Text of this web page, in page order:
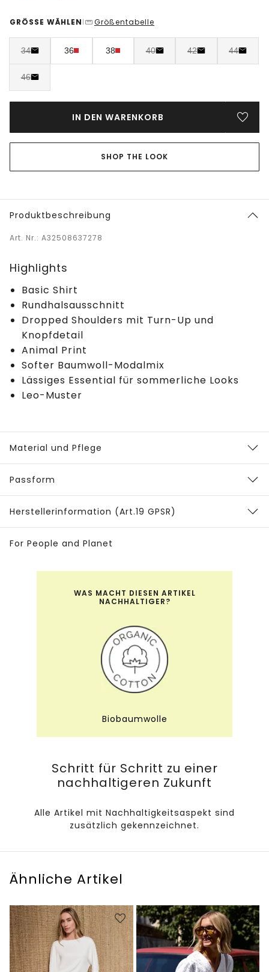
GRÖSSE WÄHLEN | Größentabelle
34 36 38 40 42 44
46
IN DEN WARENKORB
SHOP THE LOOK
Produktbeschreibung
Art. Nr.: A32508637278
Highlights
Basic Shirt
Rundhalsausschnitt
Dropped Shoulders mit Turn-Up und
Knopfdetail
Animal Print
Softer Baumwoll-Modalmix
Lässiges Essential für sommerliche Looks
Leo-Muster
Material und Pflege
Passform
Herstellerinformation (Art.19 GPSR)
For People and Planet
WAS MACHT DIESEN ARTIKEL
NACHHALTIGER?
Biobaumwolle
Schritt für Schritt zu einer
nachhaltigeren Zukunft
Alle Artikel mit Nachhaltigkeitsaspekt sind
zusätzlich gekennzeichnet.
Ähnliche Artikel